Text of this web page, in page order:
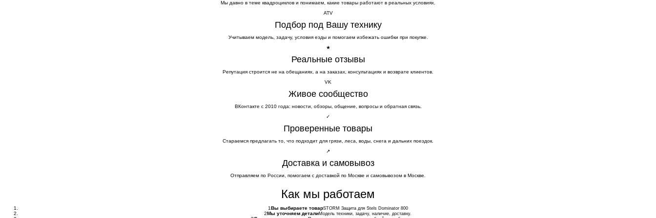
Мы давно в теме квадроциклов и понимаем, какие товары работают в реальных условиях.
ATV
Подбор под Вашу технику
Учитываем модель, задачу, условия езды и помогаем избежать ошибки при покупке.
★
Реальные отзывы
Репутация строится не на обещаниях, а на заказах, консультациях и возврате клиентов.
VK
Живое сообщество
ВКонтакте с 2010 года: новости, обзоры, общение, вопросы и обратная связь.
✓
Проверенные товары
Стараемся предлагать то, что подходит для грязи, леса, воды, снега и дальних поездок.
↗
Доставка и самовывоз
Отправляем по России, помогаем с доставкой по Москве и самовывозом в Москве.
Как мы работаем
1 Вы выбираете товарSTORM Защита для Stels Dominator 800
2 Мы уточняем деталиМодель техники, задачу, наличие, доставку.